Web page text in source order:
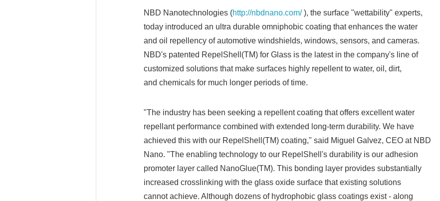
NBD Nanotechnologies (http://nbdnano.com/), the surface "wettability" experts,
today introduced an ultra durable omniphobic coating that enhances the water
and oil repellency of automotive windshields, windows, sensors, and cameras.
NBD's patented RepelShell(TM) for Glass is the latest in the company's line of
customized solutions that make surfaces highly repellent to water, oil, dirt,
and chemicals for much longer periods of time.
"The industry has been seeking a repellent coating that offers excellent water
repellant performance combined with extended long-term durability. We have
achieved this with our RepelShell(TM) coating," said Miguel Galvez, CEO at NBD
Nano. "The enabling technology to our RepelShell's durability is our adhesion
promoter layer called NanoGlue(TM). This bonding layer provides substantially
increased crosslinking with the glass oxide surface that existing solutions
cannot achieve. Although dozens of hydrophobic glass coatings exist - along